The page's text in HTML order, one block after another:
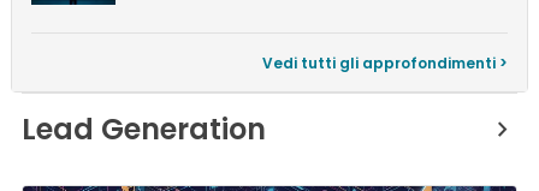
Vedi tutti gli approfondimenti >
Lead Generation